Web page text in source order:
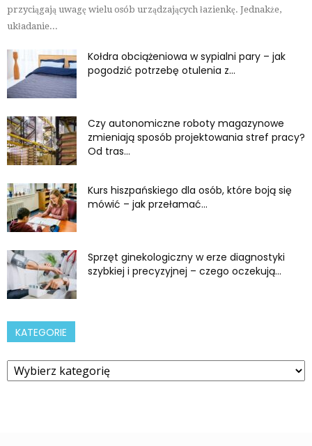
przyciągają uwagę wielu osób urządzających łazienkę. Jednakże,
układanie...
Kołdra obciążeniowa w sypialni pary – jak
pogodzić potrzebę otulenia z...
Czy autonomiczne roboty magazynowe
zmieniają sposób projektowania stref pracy?
Od tras...
Kurs hiszpańskiego dla osób, które boją się
mówić – jak przełamać...
Sprzęt ginekologiczny w erze diagnostyki
szybkiej i precyzyjnej – czego oczekują...
KATEGORIE
Kategorie